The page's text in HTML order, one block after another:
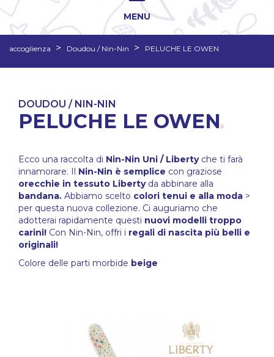
MENU
accoglienza Doudou / Nin-Nin PELUCHE LE OWEN
DOUDOU / NIN-NIN
PELUCHE LE OWEN
Ecco una raccolta di Nin-Nin Uni / Libertyche ti farà
innamorare. Il Nin-Nin è semplice con graziose
orecchie in tessuto Libertyda abbinare alla
bandana. Abbiamo scelto colori tenui e alla moda >
per questa nuova collezione. Ci auguriamo che
adotterai rapidamente questi nuovi modelli troppo
carini! Con Nin-Nin, offri i regali di nascita più belli e
originali!
Colore delle parti morbide beige